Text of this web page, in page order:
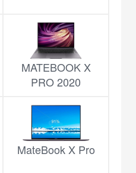
MATEBOOK X
PRO 2020
MateBook X Pro